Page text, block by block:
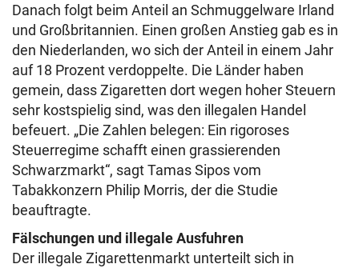
Danach folgt beim Anteil an Schmuggelware Irland
und Großbritannien. Einen großen Anstieg gab es in
den Niederlanden, wo sich der Anteil in einem Jahr
auf 18 Prozent verdoppelte. Die Länder haben
gemein, dass Zigaretten dort wegen hoher Steuern
sehr kostspielig sind, was den illegalen Handel
befeuert. „Die Zahlen belegen: Ein rigoroses
Steuerregime schafft einen grassierenden
Schwarzmarkt“, sagt Tamas Sipos vom
Tabakkonzern Philip Morris, der die Studie
beauftragte.
Fälschungen und illegale Ausfuhren
Der illegale Zigarettenmarkt unterteilt sich in